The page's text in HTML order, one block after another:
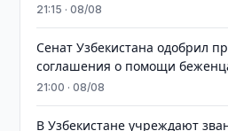
21:15 · 08/08
Сенат Узбекистана одобрил
соглашения о помощи
21:00 · 08/08
В Узбекистане учреждают